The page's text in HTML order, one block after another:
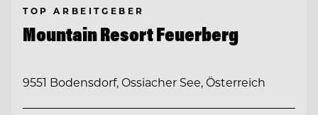
TOP ARBEITGEBER
Mountain Resort Feuerberg
9551 Bodensdorf, Ossiacher See, Österreich